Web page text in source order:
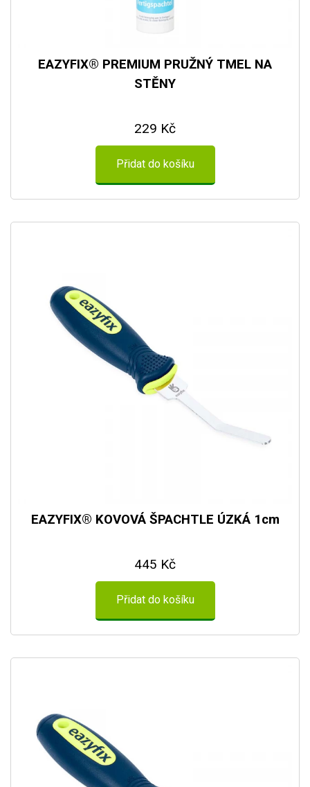
EAZYFIX® PREMIUM PRUŽNÝ TMEL NA
STĚNY
229 Kč
Přidat do košíku
EAZYFIX® KOVOVÁ ŠPACHTLE ÚZKÁ 1cm
445 Kč
Přidat do košíku